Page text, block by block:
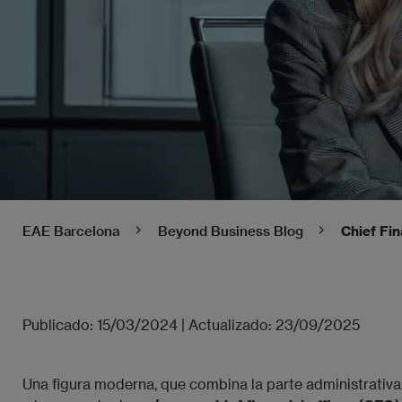
EAE Barcelona Beyond Business Blog Chief
Publicado: 15/03/2024 | Actualizado: 23/09/2025
Una figura moderna, que combina la parte